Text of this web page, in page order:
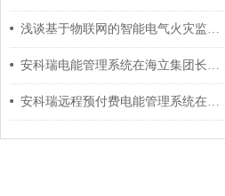
浅谈基于物联网的智能电气火灾监控系统研究及功能
安科瑞电能管理系统在海立集团长阳路2555号综合改造项目的应用
安科瑞远程预付费电能管理系统在上海泰宝大厦的应用